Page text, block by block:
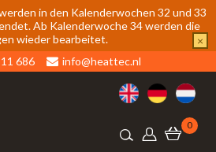
in den Kalenderwochen 32 und 33
Ab Kalenderwoche 34 werden die
wieder bearbeitet.
×
686
info@heattec.nl
0